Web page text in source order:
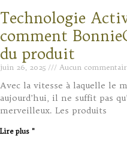
Technologie
comment
du produit
juin 26, 2025 Aucun
Avec la vitesse à laquelle le
aujourd’hui, il ne suffit pas
merveilleux. Les produits
Lire plus "